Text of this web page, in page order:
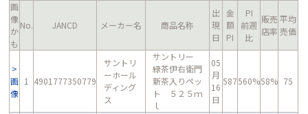
画
像
か
も
No. JANCD メーカー名 商品名称
出
現
日
金
額
PI
PI
前週
比
販売
店率
平均
売価
画
像
1 4901777350779
サントリ
ーホール
ディング
ス
サントリー
緑茶伊右衛門
新茶入りペッ
ト ５２５ｍ
ｌ
05
月
16
日
587560%58% 75